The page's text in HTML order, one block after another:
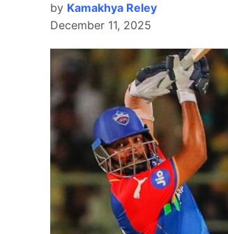
by Kamakhya Reley
December 11, 2025